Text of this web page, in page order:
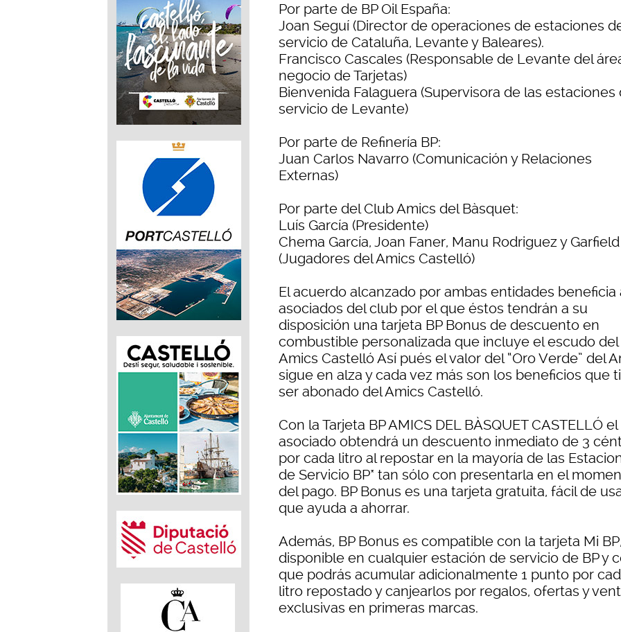
Por parte de BP Oil España:
Joan Seguí (Director de operaciones de estaciones
servicio de Cataluña, Levante y Baleares).
Francisco Cascales (Responsable de Levante del
negocio de Tarjetas)
Bienvenida Falaguera (Supervisora de las estaciones
servicio de Levante)
Por parte de Refinería BP:
Juan Carlos Navarro (Comunicación y Relaciones
Externas)
Por parte del Club Amics del Bàsquet:
Luís García (Presidente)
Chema García, Joan Faner, Manu Rodriguez y
(Jugadores del Amics Castelló)
El acuerdo alcanzado por ambas entidades beneficia
asociados del club por el que éstos tendrán a su
disposición una tarjeta BP Bonus de descuento en
combustible personalizada que incluye el escudo del
Amics Castelló Así pués el valor del “Oro Verde” del
sigue en alza y cada vez más son los beneficios que
ser abonado del Amics Castelló.
Con la Tarjeta BP AMICS DEL BÀSQUET CASTELLÓ el
asociado obtendrá un descuento inmediato de 3
por cada litro al repostar en la mayoría de las
de Servicio BP* tan sólo con presentarla en el
del pago. BP Bonus es una tarjeta gratuita, fácil de
que ayuda a ahorrar.
Además, BP Bonus es compatible con la tarjeta Mi
disponible en cualquier estación de servicio de BP y
que podrás acumular adicionalmente 1 punto por
litro repostado y canjearlos por regalos, ofertas y
exclusivas en primeras marcas.